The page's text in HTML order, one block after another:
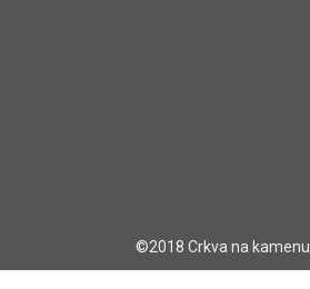
©2018 Crkva na kamenu